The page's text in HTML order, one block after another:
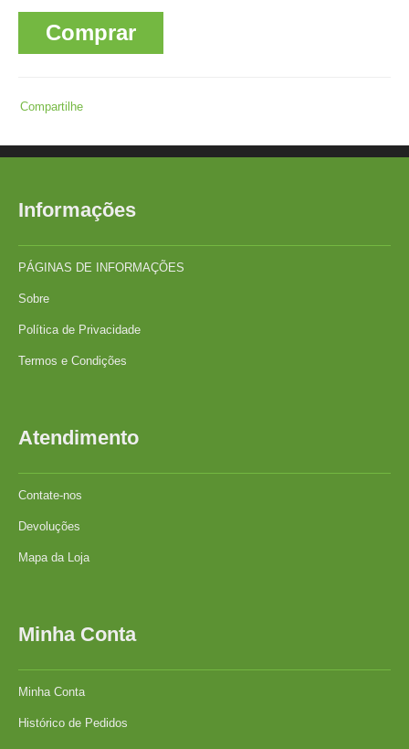
Comprar
Compartilhe
Informações
PÁGINAS DE INFORMAÇÕES
Sobre
Política de Privacidade
Termos e Condições
Atendimento
Contate-nos
Devoluções
Mapa da Loja
Minha Conta
Minha Conta
Histórico de Pedidos